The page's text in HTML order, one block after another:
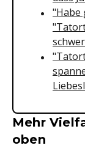
"Habe
Mehr
oben